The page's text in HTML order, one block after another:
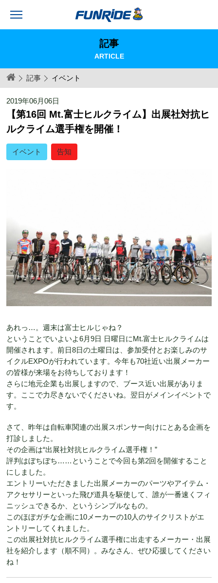
記事
ARTICLE
記事 イベント
2019年06月06日
【第16回 Mt.富士ヒルクライム】出展社対抗ヒ
ルクライム選手権を開催！
イベント 告知
あれっ…。週末は富士ヒルじゃね？
ということでいよいよ6月9日 日曜日にMt.富士ヒルクライムは
開催されます。前日8日の土曜日は、参加受付とお楽しみのサ
イクルEXPOが行われています。今年も70社近い出展メーカー
の皆様が来場をお待ちしております！
さらに地元企業も出展しますので、ブース近い出展がありま
す。ここで力尽きないでくださいね。翌日がメインイベントで
す。
さて、昨年は自転車関連の出展スポンサー向けにとある企画を
打診しました。
その企画は“出展社対抗ヒルクライム選手権！”
評判はぼちぼち……ということで今回も第2回を開催すること
にしました。
エントリーいただきました出展メーカーのパーツやアイテム・
アクセサリーといった飛び道具を駆使して、誰が一番速くフィ
ニッシュできるか、というシンプルなもの。
このほぼガチな企画に10メーカーの10人のサイクリストがエ
ントリーしてくれました。
この出展社対抗ヒルクライム選手権に出走するメーカー・出展
社を紹介します（順不同）。みなさん、ぜひ応援してください
ね！